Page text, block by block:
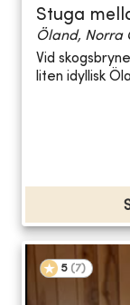
Stuga
Öland, Norra
Vid
liten idyllisk
5 (7)